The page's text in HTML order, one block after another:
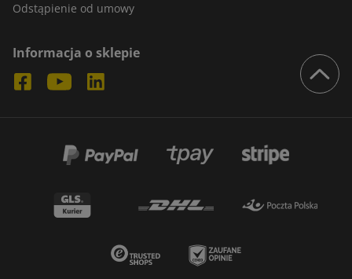
Odstąpienie od umowy
Informacja o sklepie